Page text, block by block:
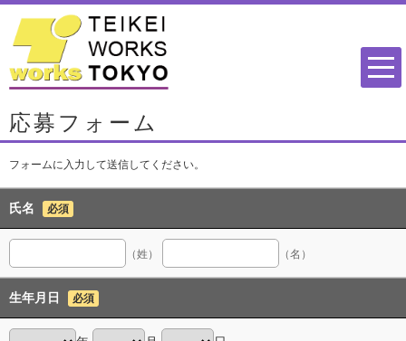
応募フォーム
フォームに入力して送信してください。
氏名 必須
（姓） （名）
生年月日 必須